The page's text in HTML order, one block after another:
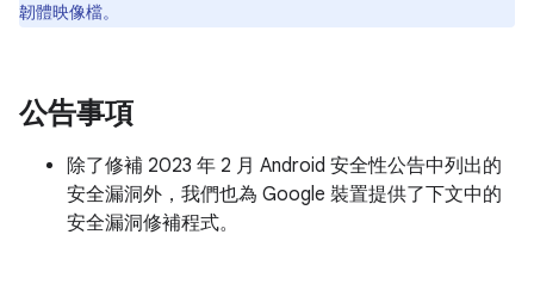
韌體映像檔。
公告事項
除了修補 2023 年 2 月 Android 安全性公告中列出的
安全漏洞外，我們也為 Google 裝置提供了下文中的
安全漏洞修補程式。